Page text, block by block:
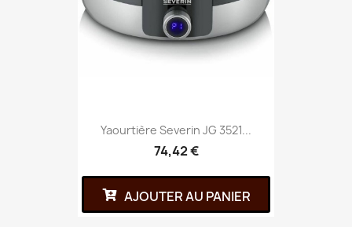
Yaourtière Severin JG 3521...
74,42 €
AJOUTER AU PANIER